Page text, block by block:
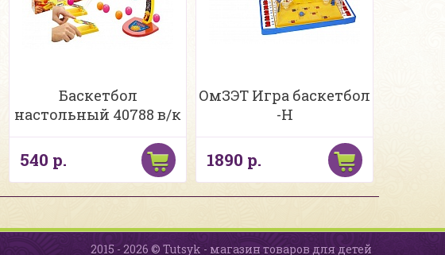
Баскетбол
настольный 40788 в/к
540 р.
ОмЗЭТ Игра баскетбол
-Н
1890 р.
2015 - 2026 © Tutsyk - магазин товаров для детей